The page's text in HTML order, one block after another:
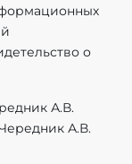
о
А.В.
А.В.